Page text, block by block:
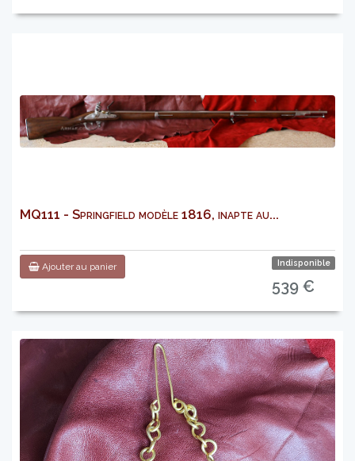
MQ111 - Springfield modèle 1816, inapte au...
Ajouter au panier Indisponible
539 €